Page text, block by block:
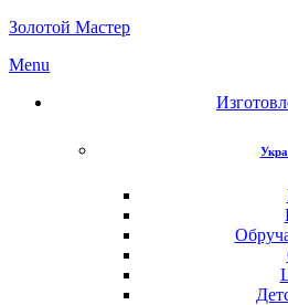
Золотой Мастер
Menu